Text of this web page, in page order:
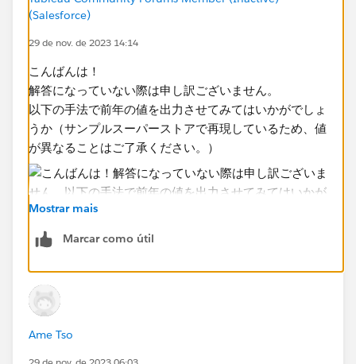
AND DATEDIFF('month',DATEADD("year",1,
THEN [QTY] END )
該当年度のものが表示されます。
このような当年度・前年度を表示させる項目が多々あり
ました前年度比較もあります。
この点いかに対応すべきかご教示いただけますでしょう
か。
何卒宜しくお願い致します。
(Salesforce)
29 de nov. de 2023 14:14
こんばんは！
解答になっていない際は申し訳ございません。
以下の手法で前年の値を出力させてみてはいかがでしょ
うか（サンプルスーパーストアで再現しているため、値
が異なることはご了承ください。）
①フィルター：_FY?の修正
Mostrar mais
Marcar como útil
Ame Tso